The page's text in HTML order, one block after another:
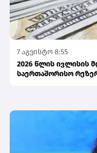
7 აგვისტო 8:55
2026 წლის ივლისის
საერთაშორისო